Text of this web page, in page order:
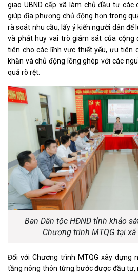
giao UBND cấp xã làm chủ đầu tư
giúp địa phương chủ động hơn trong
rà soát nhu cầu, lấy ý kiến người dân
và phát huy vai trò giám sát của cộng
tiên cho các lĩnh vực thiết yếu, ưu tiên
khăn và chủ động lồng ghép với các
quả rõ rệt.
Ban Dân tộc HĐND tỉnh khảo
Chương trình MTQG tại
Đối với Chương trình MTQG xây dựng
tầng nông thôn từng bước được đầu tư,